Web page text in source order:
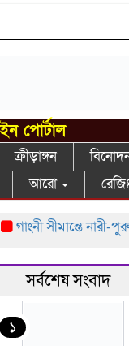
পোর্টাল
ক্রীড়াঙ্গন
আরো
গাংনী সীমান্তে নারী-
সর্বশেষ সংবাদ
১